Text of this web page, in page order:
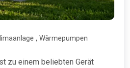
, Wärmepumpen
zu einem beliebten Gerät